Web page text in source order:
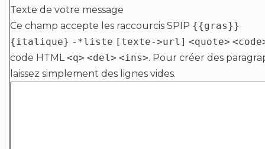
Texte de votre message
Ce champ accepte les raccourcis SPIP {{gras}}
{italique} -*liste [texte->url] <quote>
code HTML<q> <del> <ins>. Pour créer des
laissez simplement des lignes vides.